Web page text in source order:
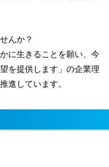
んか？
に生きることを願い、今
を提供します」の企業理
進しています。